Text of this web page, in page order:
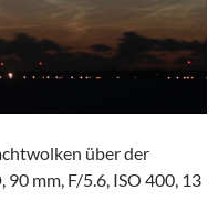
über der
mm, F/5.6, ISO 400, 13